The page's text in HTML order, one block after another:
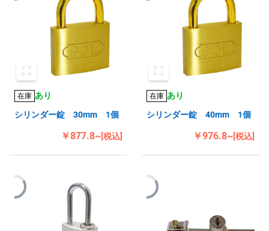
在庫 あり
シリンダー錠 30mm 1個
￥877.8~[税込]
在庫 あり
シリンダー錠 40mm 1個
￥976.8~[税込]